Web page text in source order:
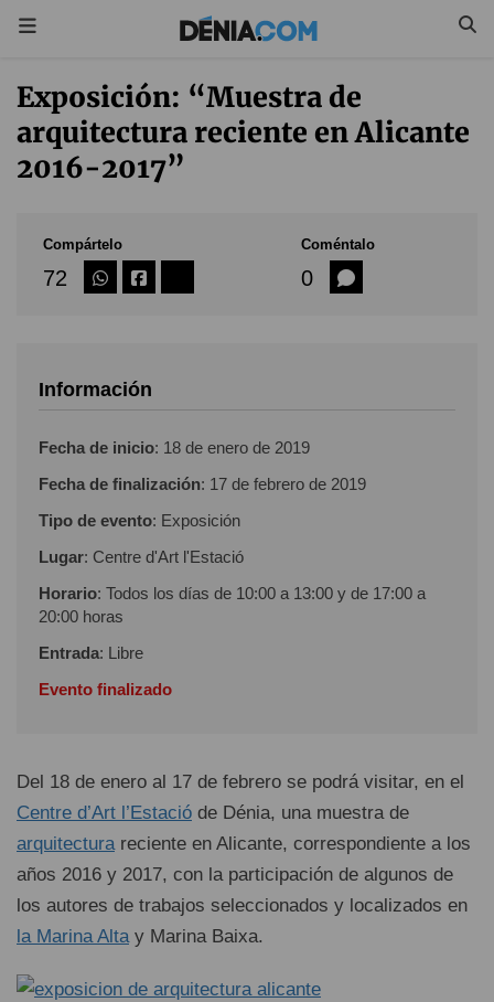
Exposición: “Muestra de
arquitectura reciente en Alicante
2016-2017”
Compártelo
72
Coméntalo
0
Información
Fecha de inicio: 18 de enero de 2019
Fecha de finalización: 17 de febrero de 2019
Tipo de evento: Exposición
Lugar: Centre d'Art l'Estació
Horario: Todos los días de 10:00 a 13:00 y de 17:00 a
20:00 horas
Entrada: Libre
Evento finalizado
Del 18 de enero al 17 de febrero se podrá visitar, en el
Centre d’Art l’Estació de Dénia, una muestra de
arquitecturareciente en Alicante, correspondiente a los
años 2016 y 2017, con la participación de algunos de
los autores de trabajos seleccionados y localizados en
la Marina Altay Marina Baixa.